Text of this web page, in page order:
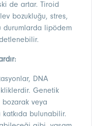
de artar. Tiroid
bozukluğu, stres,
durumlarda lipödem
DNA
Genetik
bozarak veya
bulunabilir.